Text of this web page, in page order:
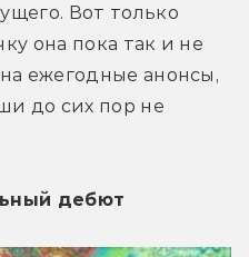
Вот только
она пока так и не
ежегодные анонсы,
до сих пор не
дебют